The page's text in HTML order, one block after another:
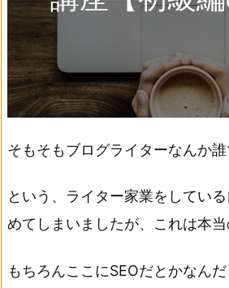
そもそもブログライターなんか誰
という、ライター家業をしてい
めてしまいましたが、これは本当
もちろんここにSEOだとかなん